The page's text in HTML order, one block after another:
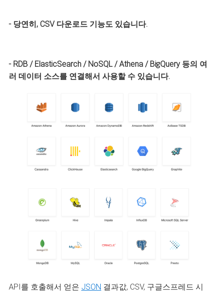
- 당연히, CSV 다운로드 기능도 있습니다.
- RDB / ElasticSearch / NoSQL / Athena / BigQuery 등의 여
러 데이터 소스를 연결해서 사용할 수 있습니다.
API를 호출해서 얻은 JSON 결과값, CSV, 구글스프레드 시